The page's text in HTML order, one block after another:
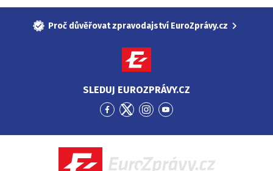
Proč důvěřovat zpravodajství EuroZprávy.cz
SLEDUJ EUROZPRÁVY.CZ
Přejít
Facebook
Přejít
Twitter
Přejít
Instagram
Přejít
YouTube
EuroZprávy.cz